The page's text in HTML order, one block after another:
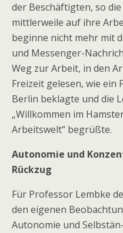
der Beschäftigten, so
mittlerweile auf ihre
beginne nicht mehr mit
und Messenger-
Weg zur Arbeit, in den
Freizeit gelesen, wie ein
Berlin beklagte und die
„Willkommen im
Arbeitswelt“ begrüßte.
Autonomie und
Rückzug
Für Professor Lembke
den eigenen
Autonomie und